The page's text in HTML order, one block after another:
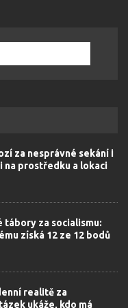
za nesprávné sekání i
na prostředku a lokaci
tábory za socialismu:
získá 12 ze 12 bodů
realitě za
ukáže, kdo má